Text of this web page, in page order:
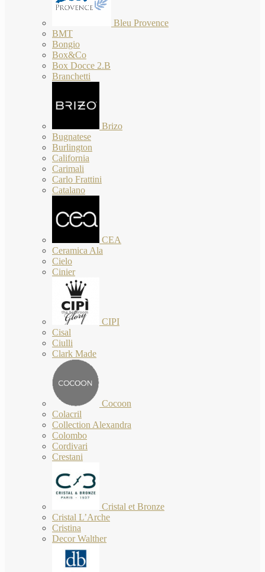
Bleu Provence
BMT
Bongio
Box&Co
Box Docce 2.B
Branchetti
Brizo
Bugnatese
Burlington
California
Carimali
Carlo Frattini
Catalano
CEA
Ceramica Ala
Cielo
Cinier
CIPI
Cisal
Ciulli
Clark Made
Cocoon
Colacril
Collection Alexandra
Colombo
Cordivari
Crestani
Cristal et Bronze
Cristal L’Arche
Cristina
Decor Walther